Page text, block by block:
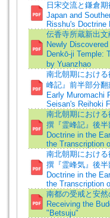
日宋交流と鎌倉
Japan and
Risshu's Doctrine
伝香寺所蔵新出
Newly
Denkō-ji Temple:
by Yuanzhao
南北朝期におけ
峰記』前半部分
Early Muromachi
Seisan's Reihoki
南北朝期におけ
撰『霊峰記』後
Doctrine in the
the Transcription
南北朝期におけ
撰『霊峰気』後
Doctrine in the
the Transcription
南都の受戒と安
Receiving the
"Betsuju"